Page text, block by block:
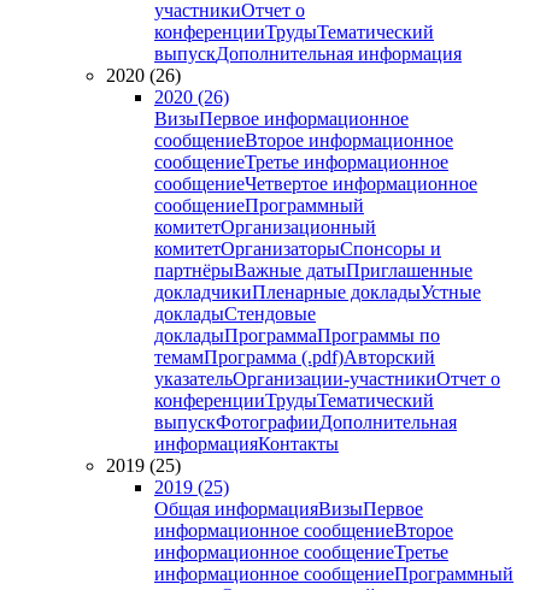
участникиОтчет о
конференцииТрудыТематический
выпускДополнительная информация
2020 (26)
2020 (26)
ВизыПервое информационное
сообщениеВторое информационное
сообщениеТретье информационное
сообщениеЧетвертое информационное
сообщениеПрограммный
комитетОрганизационный
комитетОрганизаторыСпонсоры и
партнёрыВажные датыПриглашенные
докладчикиПленарные докладыУстные
докладыСтендовые
докладыПрограммаПрограммы по
темамПрограмма (.pdf)Авторский
указательОрганизации-участникиОтчет о
конференцииТрудыТематический
выпускФотографииДополнительная
информацияКонтакты
2019 (25)
2019 (25)
Общая информацияВизыПервое
информационное сообщениеВторое
информационное сообщениеТретье
информационное сообщениеПрограммный